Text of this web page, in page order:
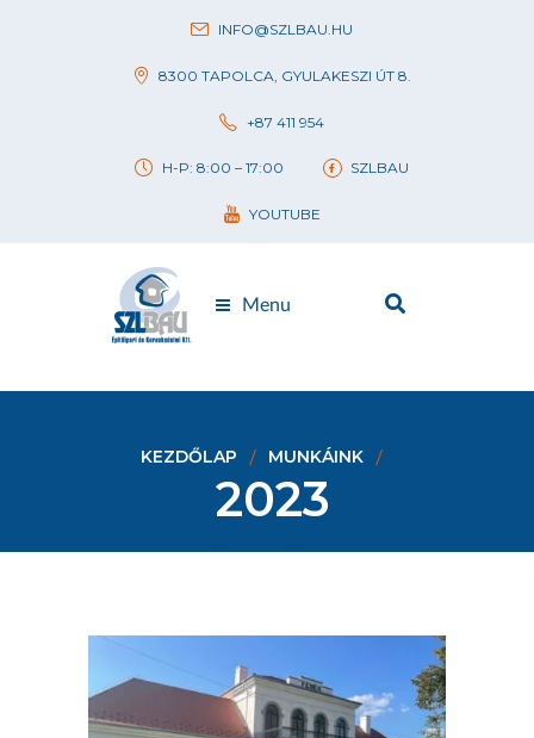
INFO@SZLBAU.HU
8300 TAPOLCA, GYULAKESZI ÚT 8.
+87 411 954
H-P: 8:00 – 17:00 SZLBAU
YOUTUBE
Menu
KEZDŐLAP MUNKÁINK
2023